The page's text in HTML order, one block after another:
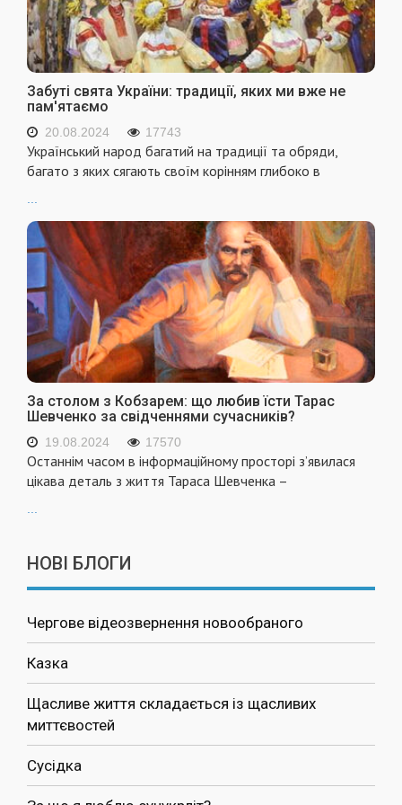
Забуті свята України: традиції, яких ми вже не
пам'ятаємо
20.08.2024 17743
Український народ багатий на традиції та обряди,
багато з яких сягають своїм корінням глибоко в
За столом з Кобзарем: що любив їсти Тарас
Шевченко за свідченнями сучасників?
19.08.2024 17570
Останнім часом в інформаційному просторі з’явилася
цікава деталь з життя Тараса Шевченка –
...
НОВІ БЛОГИ
Чергове відеозвернення новообраного
Казка
Щасливе життя складається із щасливих
миттєвостей
Сусідка